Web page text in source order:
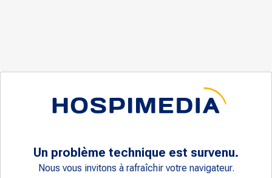
Un problème technique est survenu.
Nous vous invitons à rafraîchir votre navigateur.